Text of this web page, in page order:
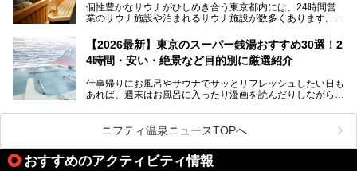
個性豊かなサウナがひしめき合う東京都内には、24時間営
業のサウナ施設や泊まれるサウナ施設が数多くあります。
を旅の目的とする「サ旅」や自分へのご褒美のための宿泊な
ど、自分の好きなタイミングで好きなだけサ活ができるのが
魅力です。
最近では、男性専用施設だけでなく、カップルや女性に嬉し
い個室サウナも増えてきました。
ら、特におすすめしたい施設14選をご紹介します。
してみてください。
【2026最新】東京のスーパー銭湯おすすめ30選！2
4時間・安い・絶景など目的別に厳選紹介
仕事帰りにお風呂やサウナでサッとリフレッシュしたい日も
あれば、週末はお風呂に入ったり漫画を読んだりしながら一
また、終電を逃してしまい、「このまま朝までゆっくりでき
る場所があれば」と探した経験がある人も多いのではないで
しょうか。
ニフティ温泉ニュースTOPへ
おすすめのアクティビティ情報